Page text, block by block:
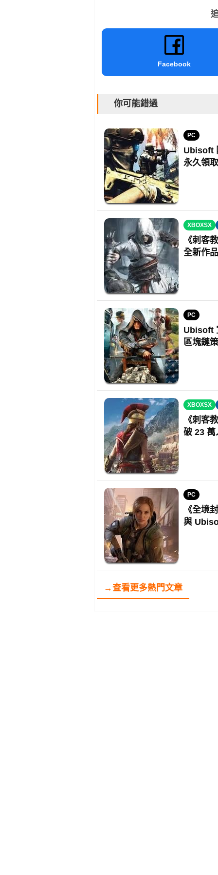
Facebook
你可能錯過
PC
Ubisoft
永久領取
XBOXSX
《刺客
全新作品
PC
Ubisoft
區塊鏈
XBOXSX
《刺客
破 23 萬
PC
《全境
與
→查看更多熱門文章